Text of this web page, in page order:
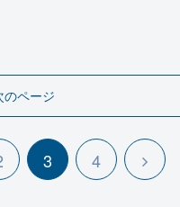
のページ
3 4